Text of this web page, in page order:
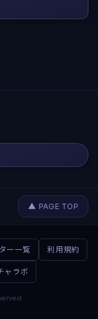
▲ PAGE TOP
ー一覧 利用規約
ャラボ